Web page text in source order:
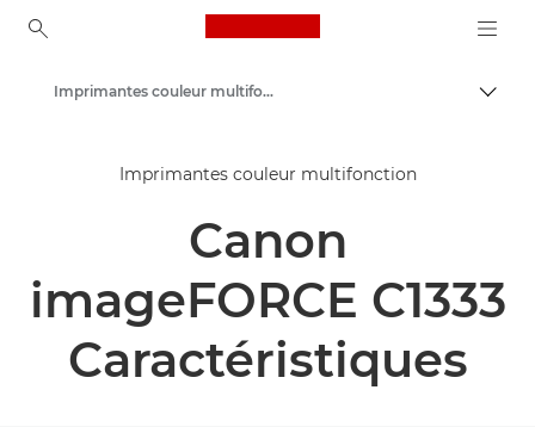
Canon Logo, back to
Solutions et services
Produits professionnels
Imprimantes couleur multifonction
Imprimantes couleur multifonction
Canon
imageFORCE C1333
Caractéristiques